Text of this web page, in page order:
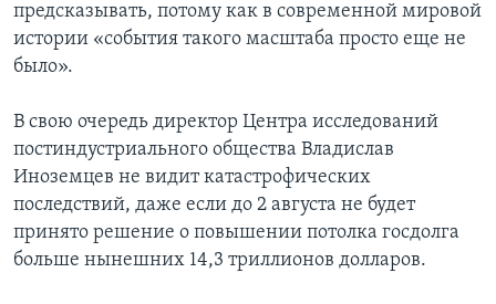
предсказывать, потому как в современной мировой
истории «события такого масштаба просто еще не
было».
В свою очередь директор Центра исследований
постиндустриального общества Владислав
Иноземцев не видит катастрофических
последствий, даже если до 2 августа не будет
принято решение о повышении потолка госдолга
больше нынешних 14,3 триллионов долларов.